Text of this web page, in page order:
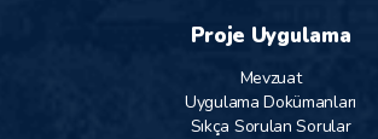
Proje Uygulama
Mevzuat
Uygulama Dokümanları
Sıkça Sorulan Sorular